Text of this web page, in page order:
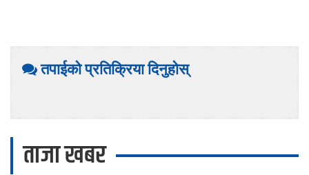
तपाईको प्रतिक्रिया दिनुहोस्
ताजा खबर